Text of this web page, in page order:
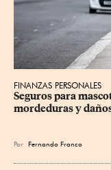
FINANZAS PERSONALES
Seguros para
mordeduras y
Por Fernando Franco